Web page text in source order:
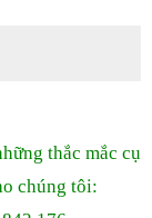
thắc mắc cụ
chúng tôi: